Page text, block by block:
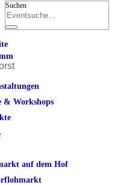
Suchen
& Workshops
auf dem Hof
365